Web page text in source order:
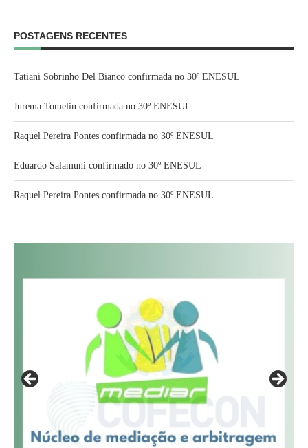
POSTAGENS RECENTES
Tatiani Sobrinho Del Bianco confirmada no 30º ENESUL
Jurema Tomelin confirmada no 30º ENESUL
Raquel Pereira Pontes confirmada no 30º ENESUL
Eduardo Salamuni confirmado no 30º ENESUL
Raquel Pereira Pontes confirmada no 30º ENESUL